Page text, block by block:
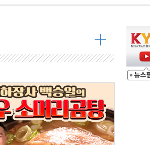
러스 담아달라" 호소
개편 신호탄
넘어
범위 벗어나도 즉시대응"
기술 개발
"